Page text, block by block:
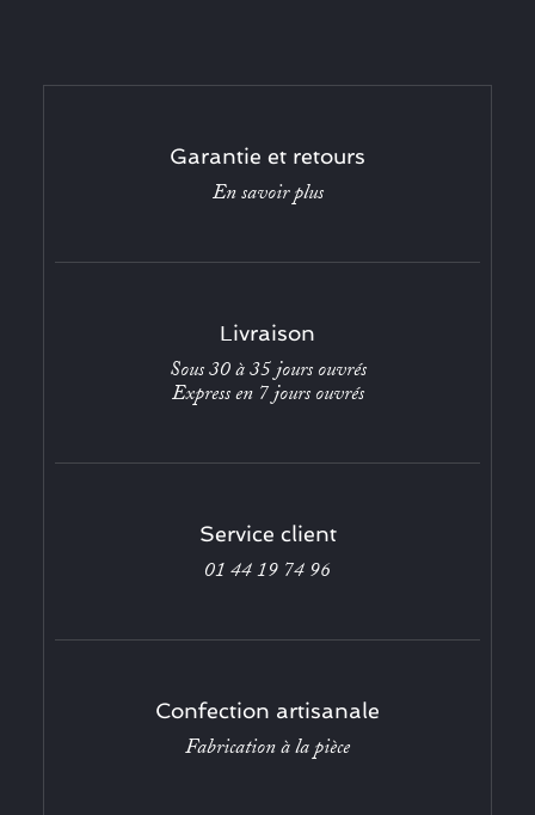
Garantie et retours
En savoir plus
Livraison
Sous 30 à 35 jours ouvrés
Express en 7 jours ouvrés
Service client
01 44 19 74 96
Confection artisanale
Fabrication à la pièce